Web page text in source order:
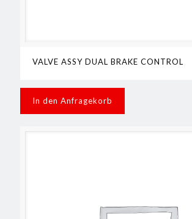
VALVE ASSY DUAL BRAKE CONTROL
In den Anfragekorb